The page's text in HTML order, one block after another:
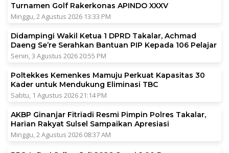
Turnamen Golf Rakerkonas APINDO XXXV
Minggu, 2 Agustus 2026 13:33 PM
Didampingi Wakil Ketua 1 DPRD Takalar, Achmad
Daeng Se’re Serahkan Bantuan PIP Kepada 106 Pelajar
Senin, 3 Agustus 2026 20:55 PM
Poltekkes Kemenkes Mamuju Perkuat Kapasitas 30
Kader untuk Mendukung Eliminasi TBC
Sabtu, 1 Agustus 2026 21:14 PM
AKBP Ginanjar Fitriadi Resmi Pimpin Polres Takalar,
Harian Rakyat Sulsel Sampaikan Apresiasi
Minggu, 2 Agustus 2026 08:37 AM